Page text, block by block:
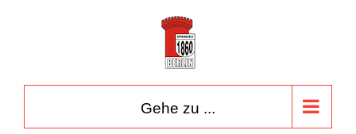
Gehe zu ...